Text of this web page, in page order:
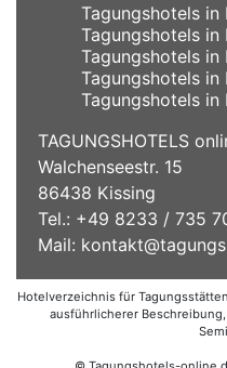
Tagungshotels in
Tagungshotels in
Tagungshotels in
Tagungshotels in
Tagungshotels in
TAGUNGSHOTELS
Walchenseestr. 15
86438 Kissing
Tel.: +49 8233 / 735
Mail:
Hotelverzeichnis für
ausführlicherer